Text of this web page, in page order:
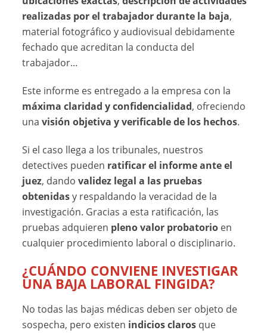
realizadas por el trabajador durante la baja,
material fotográfico y audiovisual debidamente
fechado que acreditan la conducta del
trabajador...
Este informe es entregado a la empresa con la
máxima claridad y confidencialidad, ofreciendo
unavisión objetiva y verificable de los hechos.
Si el caso llega a los tribunales, nuestros
detectives pueden ratificar el informe ante el
juez, dandovalidez legal a las pruebas
obtenidasy respaldando la veracidad de la
investigación. Gracias a esta ratificación, las
pruebas adquieren pleno valor probatorio en
cualquier procedimiento laboral o disciplinario.
¿CUÁNDO CONVIENE INVESTIGAR
UNA BAJA LABORAL FINGIDA?
No todas las bajas médicas deben ser objeto de
sospecha, pero existen indicios claros que